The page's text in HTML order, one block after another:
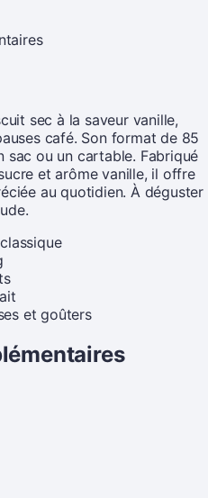
sec à la saveur vanille,
café. Son format de 85
sac ou un cartable. Fabriqué
et arôme vanille, il offre
au quotidien. À déguster
et goûters